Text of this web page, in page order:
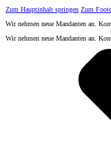
Zum Hauptinhalt springen Zum
Wir nehmen neue Mandanten an.
Wir nehmen neue Mandanten an.